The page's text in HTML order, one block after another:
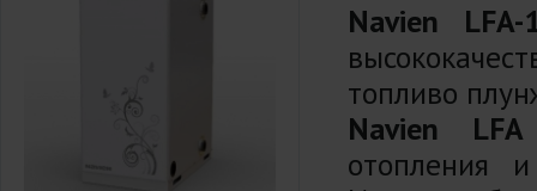
Navien LFA-
топливо
Navien LFA
отопления